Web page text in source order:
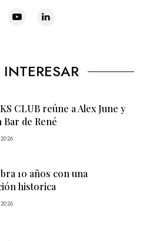
CLUB reúne a Alex June y
Bar de René
10 años con una
historica